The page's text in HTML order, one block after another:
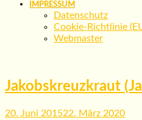
IMPRESSUM
Datenschutz
Cookie-Richtlinie
Webmaster
Jakobskreuzkraut
20. Juni 201522. März 2020